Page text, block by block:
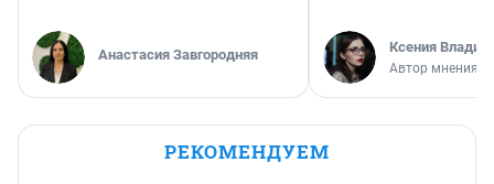
Анастасия Завгородняя Ксения
Автор мнения
РЕКОМЕНДУЕМ